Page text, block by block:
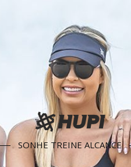
SONHE TREINE ALCANCE